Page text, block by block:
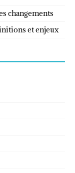
changements
et enjeux